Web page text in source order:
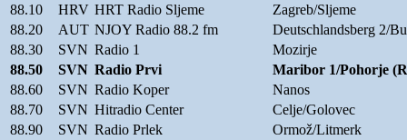
88.10
HRV HRT Radio Sljeme
Zagreb/Sljeme
88.20
AUT NJOY Radio 88.2 fm
Deutschlandsberg 2/
88.30
SVN Radio 1
Mozirje
88.50
SVN Radio Prvi
Maribor 1/Pohorje
88.60
SVN Radio Koper
Nanos
88.70
SVN Hitradio Center
Celje/Golovec
88.90
SVN Radio Prlek
Ormož/Litmerk